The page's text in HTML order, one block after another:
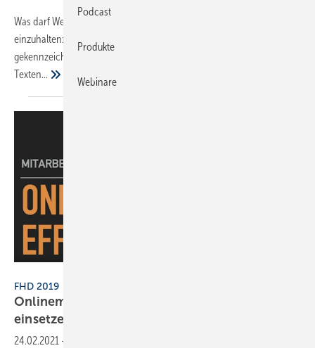
Was darf Werbung? Zunächst ist klar, diese Faustregeln sind
einzuhalten: Werbung muss wahr sein, sie muss als solche klar
gekennzeichnet werden, sie muss erkennbar von redaktionellen
Texten...
FHD 2019
Onlinemarketing im Handwerk effektiv
einsetzen
24.02.2021 -
Podcast
Produkte
Webinare